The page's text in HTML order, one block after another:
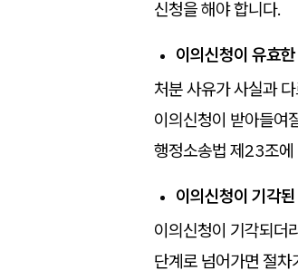
신청을 해야 합니다.
이의신청이 유효
처분 사유가 사실과
이의신청이 받아들여
행정소송법 제23조에
이의신청이 기각
이의신청이 기각되더
단계로 넘어가면 절